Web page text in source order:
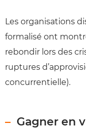
Les organisations
formalisé ont
rebondir lors des
ruptures
concurrentielle).
Gagner en